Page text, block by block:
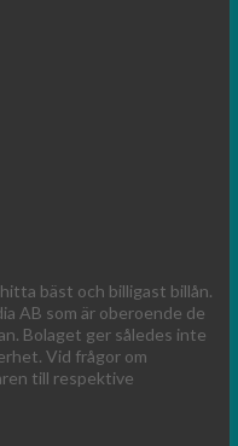
bäst och billigast billån.
AB som är oberoende de
Bolaget ger således inte
Vid frågor om
till respektive